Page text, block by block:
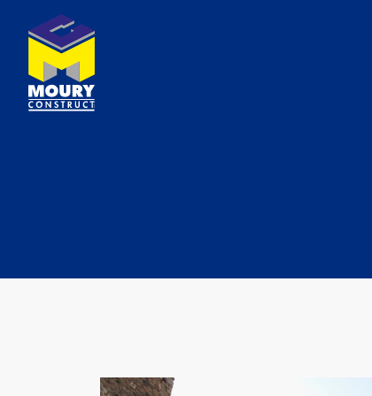
En images